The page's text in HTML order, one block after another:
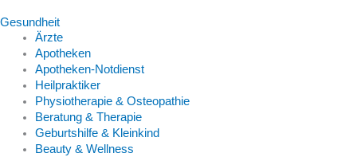
Gesundheit
Ärzte
Apotheken
Apotheken-Notdienst
Heilpraktiker
Physiotherapie & Osteopathie
Beratung & Therapie
Geburtshilfe & Kleinkind
Beauty & Wellness